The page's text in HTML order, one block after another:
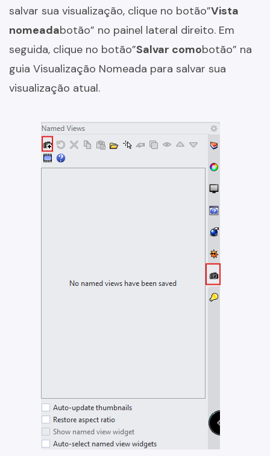
salvar sua visualização, clique no botão”Vista
nomeadabotão” no painel lateral direito. Em
seguida, clique no botão”Salvar comobotão” na
guia Visualização Nomeada para salvar sua
visualização atual.